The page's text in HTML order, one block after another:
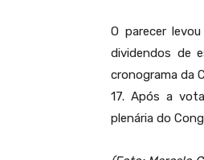
O parecer
dividendos de
cronograma da
17. Após a
plenária do